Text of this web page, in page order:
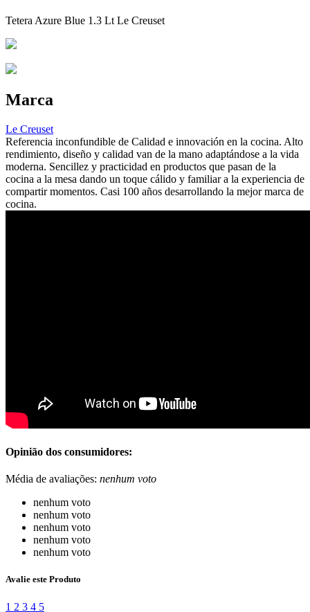
Tetera Azure Blue 1.3 Lt Le Creuset
Marca
Le Creuset
Referencia inconfundible de Calidad e innovación en la cocina. Alto
rendimiento, diseño y calidad van de la mano adaptándose a la vida
moderna. Sencillez y practicidad en productos que pasan de la
cocina a la mesa dando un toque cálido y familiar a la experiencia de
compartir momentos. Casi 100 años desarrollando la mejor marca de
cocina.
Opinião dos consumidores:
Média de avaliações: nenhum voto
nenhum voto
nenhum voto
nenhum voto
nenhum voto
nenhum voto
Avalie este Produto
1 2 3 4 5